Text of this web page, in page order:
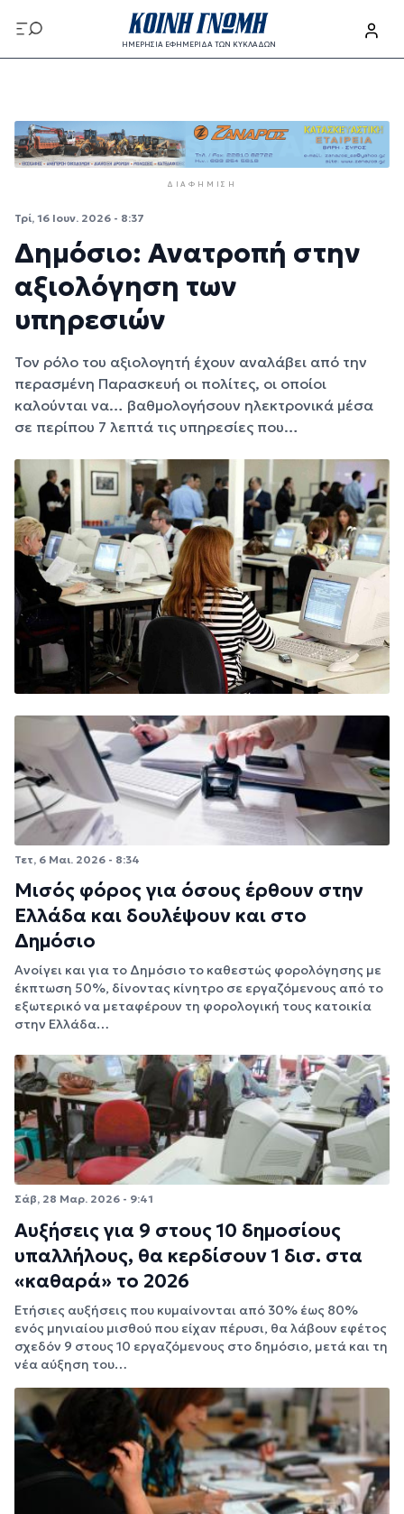
Παράκαμψη προς το κυρίως περιεχόμενο
ΗΜΕΡΗΣΙΑ ΕΦΗΜΕΡΙΔΑ ΤΩΝ ΚΥΚΛΑΔΩΝ
ΔΙΑΦΉΜΙΣΗ
Τρί, 16 Ιουν. 2026 - 8:37
Δημόσιο: Ανατροπή στην
αξιολόγηση των
υπηρεσιών
Τον ρόλο του αξιολογητή έχουν αναλάβει από την
περασμένη Παρασκευή οι πολίτες, οι οποίοι
καλούνται να… βαθμολογήσουν ηλεκτρονικά μέσα
σε περίπου 7 λεπτά τις υπηρεσίες που…
Τετ, 6 Μαι. 2026 - 8:34
Μισός φόρος για όσους έρθουν στην
Ελλάδα και δουλέψουν και στο
Δημόσιο
Ανοίγει και για το Δημόσιο το καθεστώς φορολόγησης με
έκπτωση 50%, δίνοντας κίνητρο σε εργαζόμενους από το
εξωτερικό να μεταφέρουν τη φορολογική τους κατοικία
στην Ελλάδα…
Σάβ, 28 Μαρ. 2026 - 9:41
Αυξήσεις για 9 στους 10 δημοσίους
υπαλλήλους, θα κερδίσουν 1 δισ. στα
«καθαρά» το 2026
Ετήσιες αυξήσεις που κυμαίνονται από 30% έως 80%
ενός μηνιαίου μισθού που είχαν πέρυσι, θα λάβουν εφέτος
σχεδόν 9 στους 10 εργαζόμενους στο δημόσιο, μετά και τη
νέα αύξηση του…